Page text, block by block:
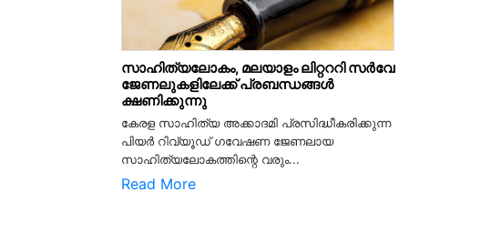
സാഹിത്യലോകം, മലയാളം ലിറ്റററി സർവേ
ജേണലുകളിലേക്ക് പ്രബന്ധങ്ങൾ
ക്ഷണിക്കുന്നു
കേരള സാഹിത്യ അക്കാദമി പ്രസിദ്ധീകരിക്കുന്ന
പിയര്‍ റിവ്യൂഡ് ഗവേഷണ ജേണലായ
സാഹിത്യലോകത്തിന്റെ വരും...
Read More